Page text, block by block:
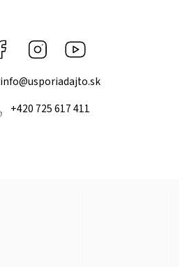
Facebook Instagram
info@usporiadajto.sk
+420 725 617 411